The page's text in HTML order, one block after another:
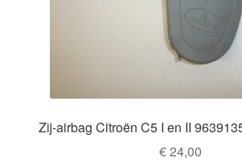
Zij-airbag Citroën C5 I en II
€24,00